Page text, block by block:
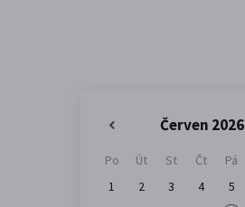
Červen 2026
Po Út St Čt Pá
1
2 3 4 5